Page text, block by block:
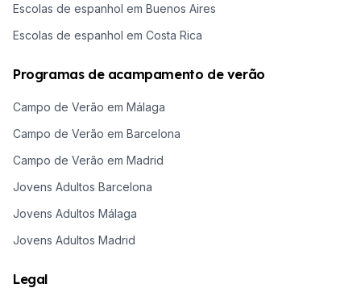
Escolas de espanhol em Buenos Aires
Escolas de espanhol em Costa Rica
Programas de acampamento de verão
Campo de Verão em Málaga
Campo de Verão em Barcelona
Campo de Verão em Madrid
Jovens Adultos Barcelona
Jovens Adultos Málaga
Jovens Adultos Madrid
Legal